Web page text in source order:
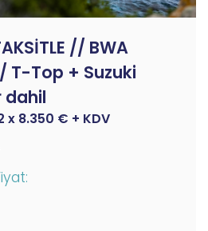
// BWA
/ T-Top + Suzuki
dahil
x 8.350 € + KDV